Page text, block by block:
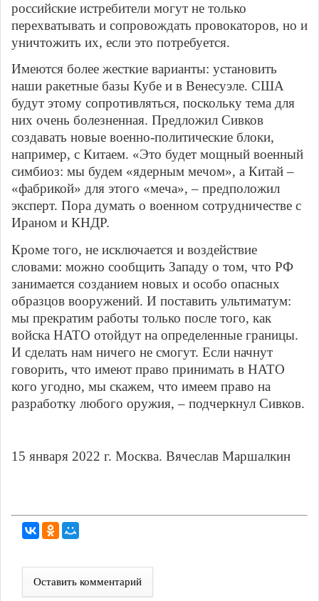
российские истребители могут не только
перехватывать и сопровождать провокаторов, но и
уничтожить их, если это потребуется.
Имеются более жесткие варианты: установить
наши ракетные базы Кубе и в Венесуэле. США
будут этому сопротивляться, поскольку тема для
них очень болезненная. Предложил Сивков
создавать новые военно-политические блоки,
например, с Китаем. «Это будет мощный военный
симбиоз: мы будем «ядерным мечом», а Китай –
«фабрикой» для этого «меча», – предположил
эксперт. Пора думать о военном сотрудничестве с
Ираном и КНДР.
Кроме того, не исключается и воздействие
словами: можно сообщить Западу о том, что РФ
занимается созданием новых и особо опасных
образцов вооружений. И поставить ультиматум:
мы прекратим работы только после того, как
войска НАТО отойдут на определенные границы.
И сделать нам ничего не смогут. Если начнут
говорить, что имеют право принимать в НАТО
кого угодно, мы скажем, что имеем право на
разработку любого оружия, – подчеркнул Сивков.
15 января 2022 г. Москва. Вячеслав Маршалкин
Оставить комментарий